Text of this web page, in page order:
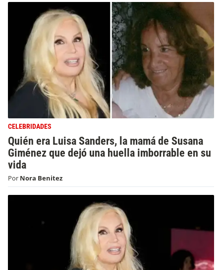
CELEBRIDADES
Quién era Luisa Sanders, la mamá de Susana
Giménez que dejó una huella imborrable en su
vida
Por Nora Benitez